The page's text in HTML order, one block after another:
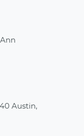
Austin,